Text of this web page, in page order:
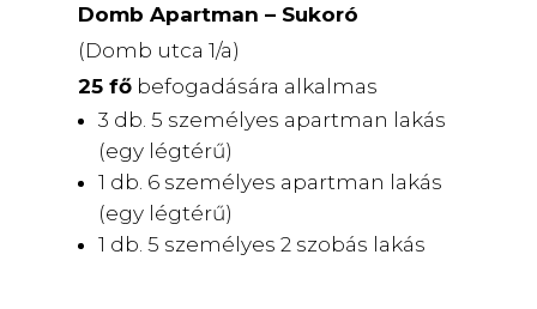
Domb Apartman – Sukoró
(Domb utca 1/a)
25 főbefogadására alkalmas
3 db. 5 személyes apartman lakás
(egy légtérű)
1 db. 6 személyes apartman lakás
(egy légtérű)
1 db. 5 személyes 2 szobás lakás